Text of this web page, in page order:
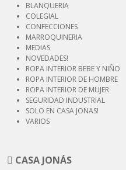
BLANQUERIA
COLEGIAL
CONFECCIONES
MARROQUINERIA
MEDIAS
NOVEDADES!
ROPA INTERIOR BEBE Y NIÑO
ROPA INTERIOR DE HOMBRE
ROPA INTERIOR DE MUJER
SEGURIDAD INDUSTRIAL
SOLO EN CASA JONAS!
VARIOS
CASA JONÁS